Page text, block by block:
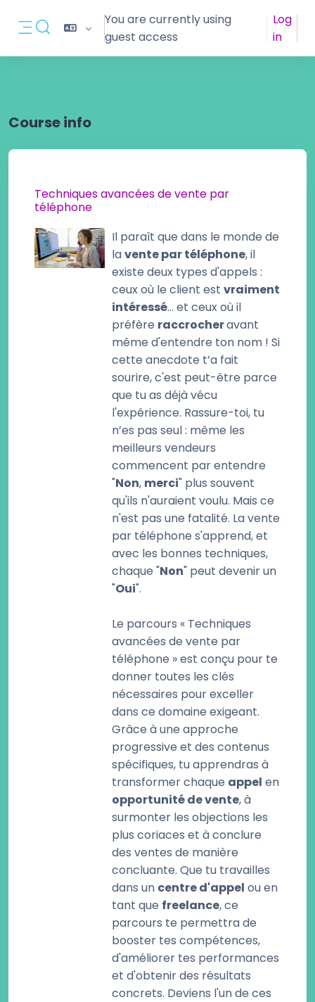
Toggle search input
You are currently using
guest access
Log
in
Course info
Techniques avancées de vente par
téléphone
Il paraît que dans le monde de
lavente par téléphone, il
existe deux types d'appels :
ceux où le client est vraiment
intéressé... et ceux où il
préfère raccrocheravant
même d'entendre ton nom ! Si
cette anecdote t’a fait
sourire, c'est peut-être parce
que tu as déjà vécu
l'expérience. Rassure-toi, tu
n’es pas seul : même les
meilleurs vendeurs
commencent par entendre
"Non, merci" plus souvent
qu'ils n'auraient voulu. Mais ce
n'est pas une fatalité. La vente
par téléphone s'apprend, et
avec les bonnes techniques,
chaque "Non" peut devenir un
"Oui".
Le parcours « Techniques
avancées de vente par
téléphone » est conçu pour te
donner toutes les clés
nécessaires pour exceller
dans ce domaine exigeant.
Grâce à une approche
progressive et des contenus
spécifiques, tu apprendras à
transformer chaque appel en
opportunité de vente, à
surmonter les objections les
plus coriaces et à conclure
des ventes de manière
concluante. Que tu travailles
dans un centre d'appel ou en
tant que freelance, ce
parcours te permettra de
booster tes compétences,
d'améliorer tes performances
et d'obtenir des résultats
concrets. Deviens l'un de ces